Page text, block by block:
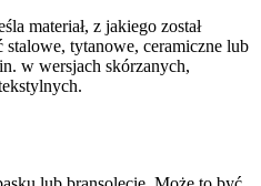
materiał, z jakiego został
tytanowe, ceramiczne lub
w wersjach skórzanych,